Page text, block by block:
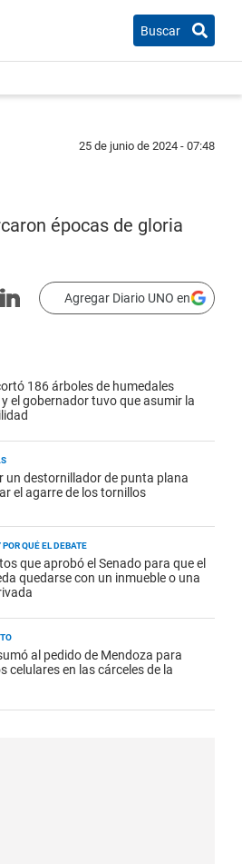
Buscar
25 de junio de 2024 - 07:48
épocas de gloria
Agregar Diario UNO en
186 árboles de humedales
el gobernador tuvo que asumir la
un destornillador de punta plana
el agarre de los tornillos
QUÉ EL DEBATE
que aprobó el Senado para que el
quedarse con un inmueble o una
al pedido de Mendoza para
celulares en las cárceles de la